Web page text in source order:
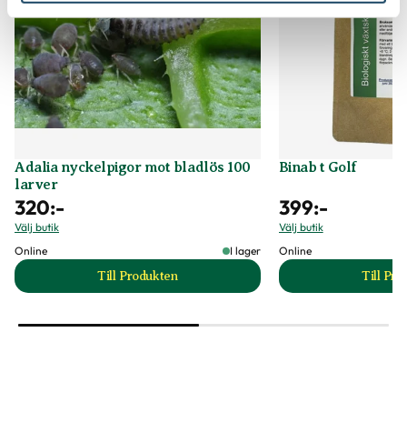
Adalia nyckelpigor mot bladlös 100
larver
320:-
Välj butik
Online
I lager
Till Produkten
till Adalia nyckelpigor mot bladlös 100 larver
Binab t Golf
399:-
Välj butik
Online
Till